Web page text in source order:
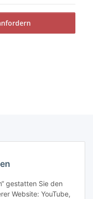
gestatten Sie den
Website: YouTube,